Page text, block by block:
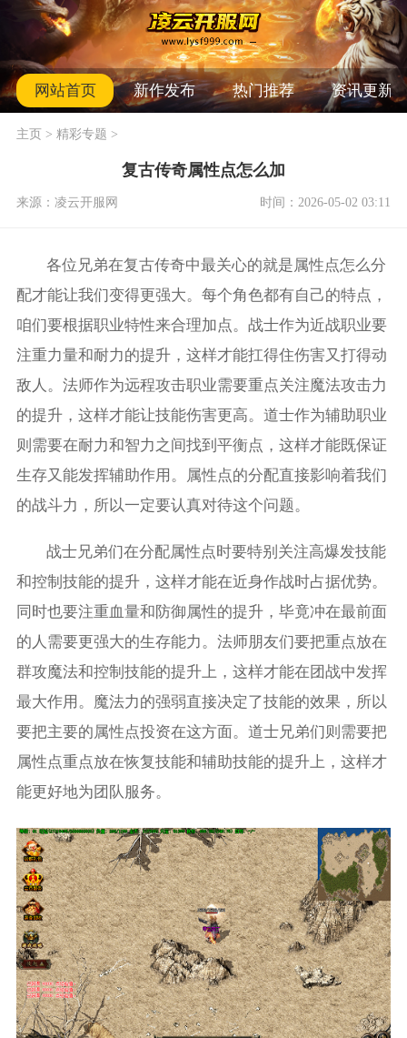
网站首页 新作发布 热门推荐 资讯更新
主页> 精彩专题 >
复古传奇属性点怎么加
来源：凌云开服网 时间：2026-05-02 03:11
各位兄弟在复古传奇中最关心的就是属性点怎么分
配才能让我们变得更强大。每个角色都有自己的特点，
咱们要根据职业特性来合理加点。战士作为近战职业要
注重力量和耐力的提升，这样才能扛得住伤害又打得动
敌人。法师作为远程攻击职业需要重点关注魔法攻击力
的提升，这样才能让技能伤害更高。道士作为辅助职业
则需要在耐力和智力之间找到平衡点，这样才能既保证
生存又能发挥辅助作用。属性点的分配直接影响着我们
的战斗力，所以一定要认真对待这个问题。
战士兄弟们在分配属性点时要特别关注高爆发技能
和控制技能的提升，这样才能在近身作战时占据优势。
同时也要注重血量和防御属性的提升，毕竟冲在最前面
的人需要更强大的生存能力。法师朋友们要把重点放在
群攻魔法和控制技能的提升上，这样才能在团战中发挥
最大作用。魔法力的强弱直接决定了技能的效果，所以
要把主要的属性点投资在这方面。道士兄弟们则需要把
属性点重点放在恢复技能和辅助技能的提升上，这样才
能更好地为团队服务。